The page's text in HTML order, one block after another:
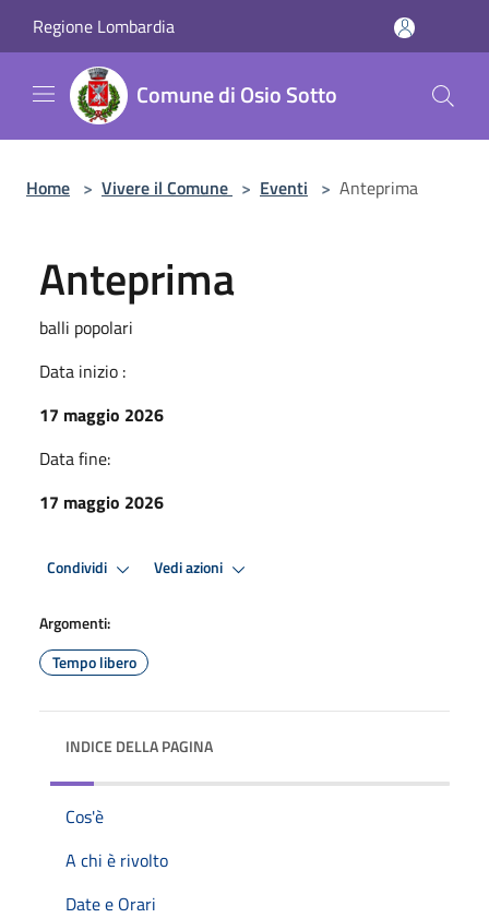
Regione Lombardia
Comune di Osio Sotto
Home > Vivere il Comune > Eventi > Anteprima
Anteprima
balli popolari
Data inizio :
17 maggio 2026
Data fine:
17 maggio 2026
Condividi Vedi azioni
Argomenti:
Tempo libero
INDICE DELLA PAGINA
Cos'è
A chi è rivolto
Date e Orari